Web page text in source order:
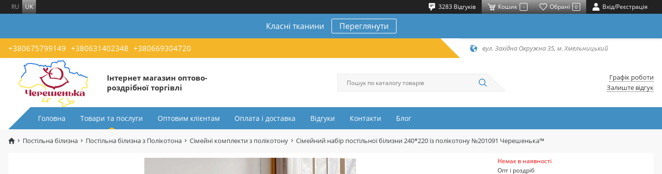
RU UK 3283 Відгуків Кошик - Обрані 0 Вхід/Реєстрація
Класні тканини Переглянути
+380675799149 +380631402348 +380669304720 вул. Західна Окружна 35, м. Хмельницький
Інтернет магазин оптово-
роздрібної торгівлі
Графік роботи
Залиште відгук
Головна Товари та послуги Оптовим клієнтам Оплата і доставка Відгуки Контакти Блог
Постільна білизна Постільна білизна з Полікотона Сімейні комплекти з полікотону Сімейний набір постільної білизни 240*220 із полікотону №201091 Черешенька™
Немає в наявності
Опт і роздріб